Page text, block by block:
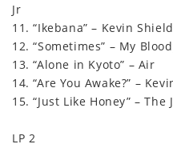
Jr
11. “Ikebana” – Kevin
12. “Sometimes” – My
13. “Alone in Kyoto” – Air
14. “Are You Awake?” –
15. “Just Like Honey” –
LP 2